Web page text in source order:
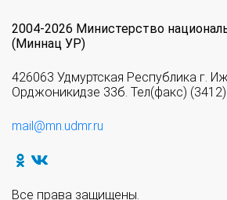
2004-2026 Министерство
(Миннац УР)
426063 Удмуртская Республика г.
Орджоникидзе 33б. Тел(факс)
mail@mn.udmr.ru
Все права защищены.